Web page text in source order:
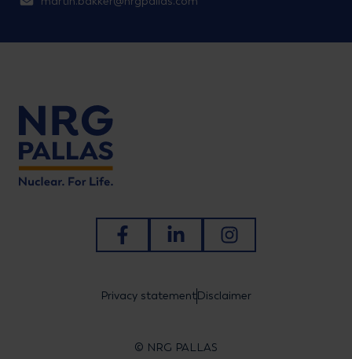
Ga naar Facebook
Ga naar LinkedInGa naar Instagram
Privacy statementDisclaimer
© NRG PALLAS